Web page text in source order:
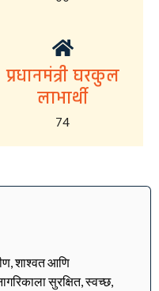
प्रधानमंत्री घरकुल
लाभार्थी
74
शाश्वत आणि
सुरक्षित, स्वच्छ,